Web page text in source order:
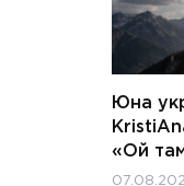
Юна
«Ой